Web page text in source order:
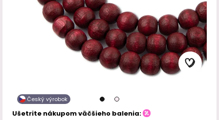
Český výrobok
Ušetrite nákupom väčšieho balenia: